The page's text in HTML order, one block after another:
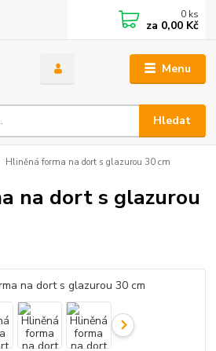
Menu
Hledat
0 ks
za 0,00 Kč
Hliněná forma na dort s glazurou 30 cm
na dort s glazurou